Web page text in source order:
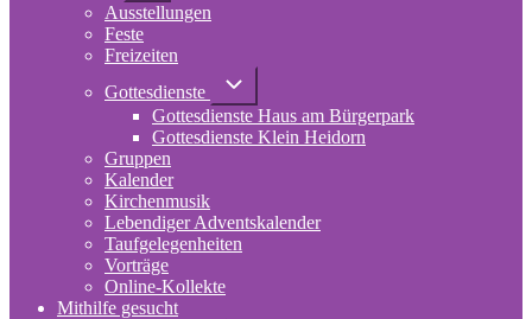
Termine
Ausstellungen
Feste
Freizeiten
Gottesdienste
Unternavigation
Gottesdienste
Gottesdienste Haus am Bürgerpark
Gottesdienste Klein Heidorn
Gruppen
Kalender
Kirchenmusik
Lebendiger Adventskalender
Taufgelegenheiten
Vorträge
Online-Kollekte
Mithilfe gesucht